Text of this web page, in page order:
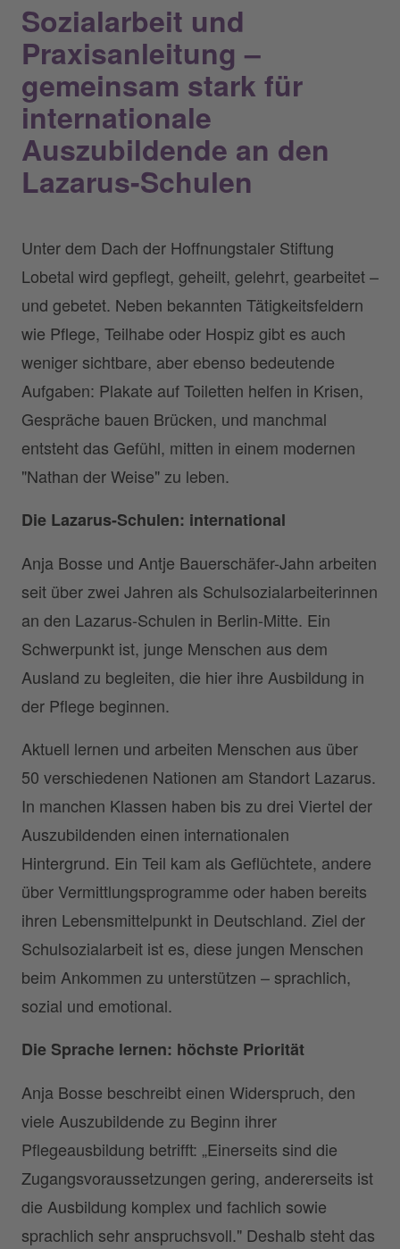
Sozialarbeit und
Praxisanleitung –
gemeinsam stark für
internationale
Auszubildende an den
Lazarus-Schulen
Unter dem Dach der Hoffnungstaler Stiftung
Lobetal wird gepflegt, geheilt, gelehrt, gearbeitet –
und gebetet. Neben bekannten Tätigkeitsfeldern
wie Pflege, Teilhabe oder Hospiz gibt es auch
weniger sichtbare, aber ebenso bedeutende
Aufgaben: Plakate auf Toiletten helfen in Krisen,
Gespräche bauen Brücken, und manchmal
entsteht das Gefühl, mitten in einem modernen
"Nathan der Weise" zu leben.
Die Lazarus-Schulen: international
Anja Bosse und Antje Bauerschäfer-Jahn arbeiten
seit über zwei Jahren als Schulsozialarbeiterinnen
an den Lazarus-Schulen in Berlin-Mitte. Ein
Schwerpunkt ist, junge Menschen aus dem
Ausland zu begleiten, die hier ihre Ausbildung in
der Pflege beginnen.
Aktuell lernen und arbeiten Menschen aus über
50 verschiedenen Nationen am Standort Lazarus.
In manchen Klassen haben bis zu drei Viertel der
Auszubildenden einen internationalen
Hintergrund. Ein Teil kam als Geflüchtete, andere
über Vermittlungsprogramme oder haben bereits
ihren Lebensmittelpunkt in Deutschland. Ziel der
Schulsozialarbeit ist es, diese jungen Menschen
beim Ankommen zu unterstützen – sprachlich,
sozial und emotional.
Die Sprache lernen: höchste Priorität
Anja Bosse beschreibt einen Widerspruch, den
viele Auszubildende zu Beginn ihrer
Pflegeausbildung betrifft: „Einerseits sind die
Zugangsvoraussetzungen gering, andererseits ist
die Ausbildung komplex und fachlich sowie
sprachlich sehr anspruchsvoll." Deshalb steht das